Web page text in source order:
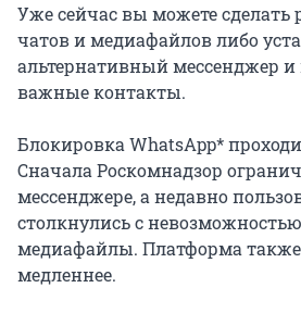
Уже сейчас вы можете
чатов и медиафайлов либо
альтернативный мессенджер и
важные контакты.
Блокировка WhatsApp*
Сначала Роскомнадзор
мессенджере, а недавно
столкнулись с
медиафайлы. Платформа также
медленнее.